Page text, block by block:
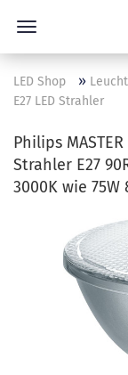
LED Shop »
E27 LED Strahler
Philips
Strahler E27
3000K wie 75W